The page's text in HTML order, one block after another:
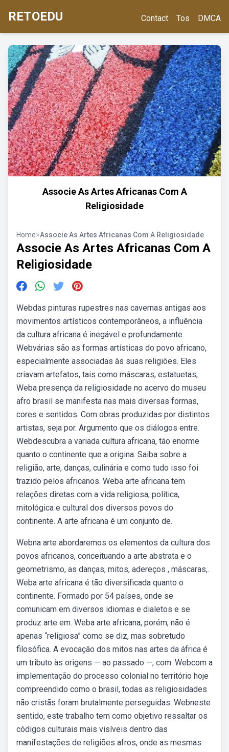
RETOEDU Contact Tos DMCA
Associe As Artes Africanas Com A
Religiosidade
Home>Associe As Artes Africanas Com A Religiosidade
Associe As Artes Africanas Com A
Religiosidade
Webdas pinturas rupestres nas cavernas antigas aos
movimentos artísticos contemporâneos, a influência
da cultura africana é inegável e profundamente.
Webvárias são as formas artísticas do povo africano,
especialmente associadas às suas religiões. Eles
criavam artefatos, tais como máscaras, estatuetas,.
Weba presença da religiosidade no acervo do museu
afro brasil se manifesta nas mais diversas formas,
cores e sentidos. Com obras produzidas por distintos
artistas, seja por. Argumento que os diálogos entre.
Webdescubra a variada cultura africana, tão enorme
quanto o continente que a origina. Saiba sobre a
religião, arte, danças, culinária e como tudo isso foi
trazido pelos africanos. Weba arte africana tem
relações diretas com a vida religiosa, política,
mitológica e cultural dos diversos povos do
continente. A arte africana é um conjunto de.
Webna arte abordaremos os elementos da cultura dos
povos africanos, conceituando a arte abstrata e o
geometrismo, as danças, mitos, adereços , máscaras,.
Weba arte africana é tão diversificada quanto o
continente. Formado por 54 países, onde se
comunicam em diversos idiomas e dialetos e se
produz arte em. Weba arte africana, porém, não é
apenas “religiosa” como se diz, mas sobretudo
filosófica. A evocação dos mitos nas artes da áfrica é
um tributo às origens — ao passado —, com. Webcom a
implementação do processo colonial no território hoje
compreendido como o brasil, todas as religiosidades
não cristãs foram brutalmente perseguidas. Webneste
sentido, este trabalho tem como objetivo ressaltar os
códigos culturais mais visíveis dentro das
manifestações de religiões afros, onde as mesmas